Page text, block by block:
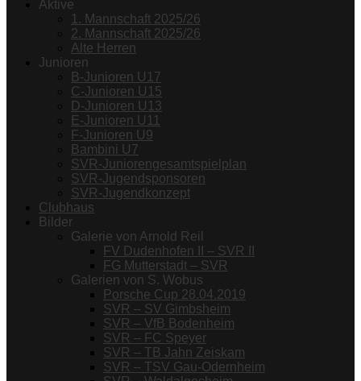
Aktive
1. Mannschaft 2025/26
2. Mannschaft 2025/26
Alte Herren
Junioren
B-Junioren U17
C-Junioren U15
D-Junioren U13
E-Junioren U11
F-Junioren U9
Bambini U7
SVR-Juniorengesamtspielplan
SVR-Jugendsponsoren
SVR-Jugendkonzept
Clubhaus
Bilder
Galerie von Arnold Reil
FV Dudenhofen II – SVR II
FG Mutterstadt – SVR
Galerien von S. Wobus
Porsche Cup 28.04.2019
SVR – SV Gimbsheim
SVR – VfB Bodenheim
SVR – FC Speyer
SVR – TB Jahn Zeiskam
SVR – TSV Gau-Odernheim